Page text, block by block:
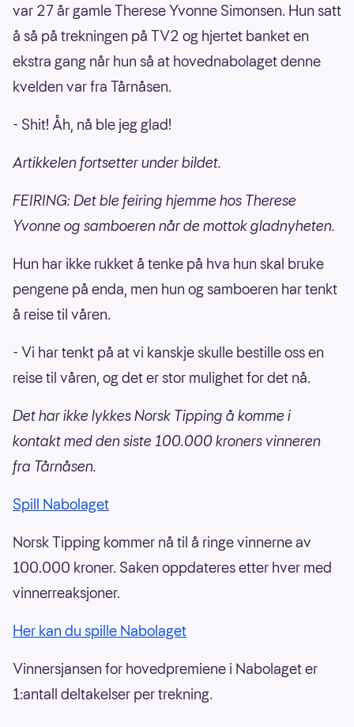
var 27 år gamle Therese Yvonne Simonsen. Hun satt
å så på trekningen på TV2 og hjertet banket en
ekstra gang når hun så at hovednabolaget denne
kvelden var fra Tårnåsen.
- Shit! Åh, nå ble jeg glad!
Artikkelen fortsetter under bildet.
FEIRING: Det ble feiring hjemme hos Therese
Yvonne og samboeren når de mottok gladnyheten.
Hun har ikke rukket å tenke på hva hun skal bruke
pengene på enda, men hun og samboeren har tenkt
å reise til våren.
- Vi har tenkt på at vi kanskje skulle bestille oss en
reise til våren, og det er stor mulighet for det nå.
Det har ikke lykkes Norsk Tipping å komme i
kontakt med den siste 100.000 kroners vinneren
fra Tårnåsen.
Spill Nabolaget
Norsk Tipping kommer nå til å ringe vinnerne av
100.000 kroner. Saken oppdateres etter hver med
vinnerreaksjoner.
Her kan du spille Nabolaget
Vinnersjansen for hovedpremiene i Nabolaget er
1:antall deltakelser per trekning.